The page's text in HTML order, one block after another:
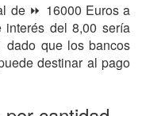
de ⏩ 16000 Euros a
del 8,00 sería
dado que los bancos
destinar al pago